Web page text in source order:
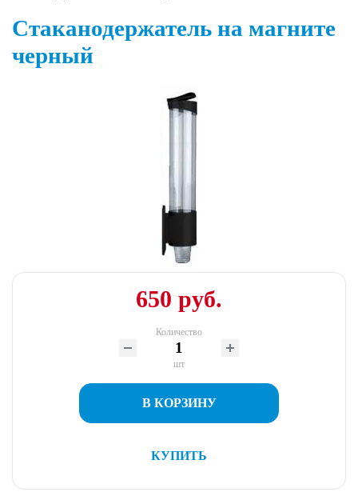
Стаканодержатель на магните
черный
650 руб.
Количество
шт
В КОРЗИНУ
КУПИТЬ